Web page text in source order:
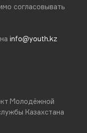
согласовывать
info@youth.kz
Молодёжной
Казахстана